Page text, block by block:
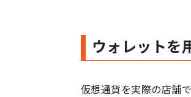
ウォレットを
仮想通貨を実際の店舗